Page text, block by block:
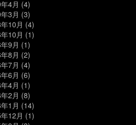
4月 (4)
3月 (3)
10月 (4)
10月 (1)
9月 (1)
8月 (2)
7月 (4)
6月 (6)
4月 (1)
2月 (8)
1月 (14)
12月 (1)